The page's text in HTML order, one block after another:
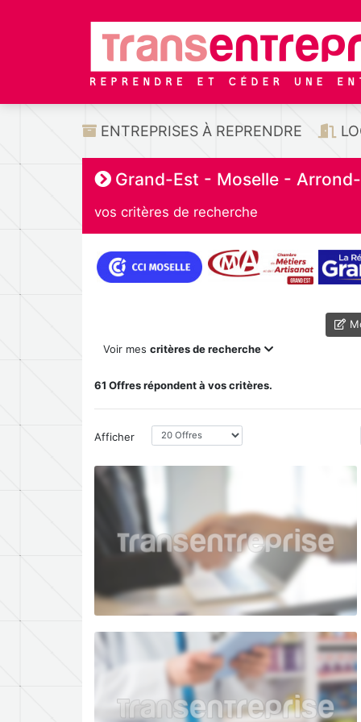
ENTREPRISES À REPRENDRE
Grand-Est - Moselle -
vos critères de recherche
Voir mes critères de recherche
61 Offres répondent à vos critères.
Afficher